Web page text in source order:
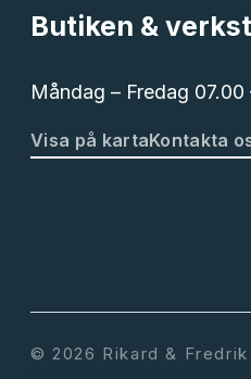
Butiken &
Måndag – Fredag 07.00
Visa på kartaKontakta
© 2026 Rikard & Fredrik